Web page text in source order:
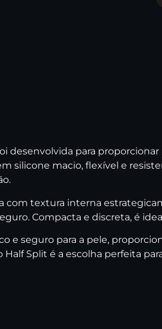
desenvolvida para
silicone macio, flexível e
com textura interna
Compacta e discreta, é
e seguro para a pele,
Half Split é a escolha perfeita